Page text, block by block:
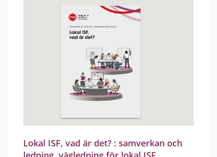
Lokal ISF, vad är det? : samverkan och